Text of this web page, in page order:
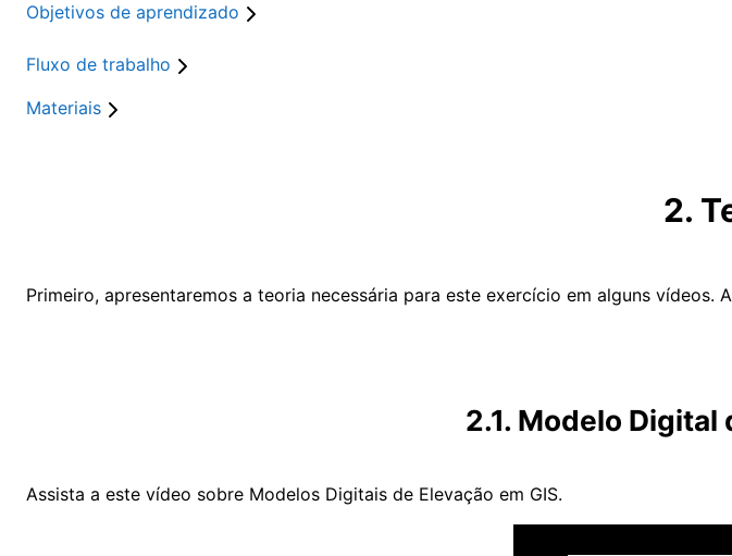
Objetivos de aprendizado
Fluxo de trabalho
Materiais
2.
Primeiro, apresentaremos a teoria necessária para este exercício em alguns
2.1. Modelo Digital
Assista a este vídeo sobre Modelos Digitais de Elevação em GIS.